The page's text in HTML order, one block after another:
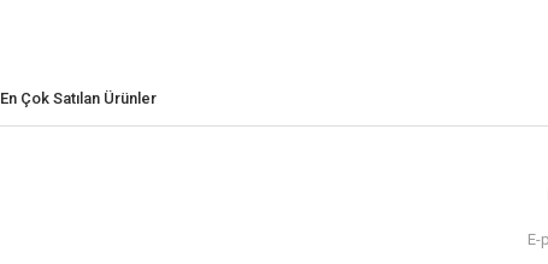
En Çok Satılan Ürünler